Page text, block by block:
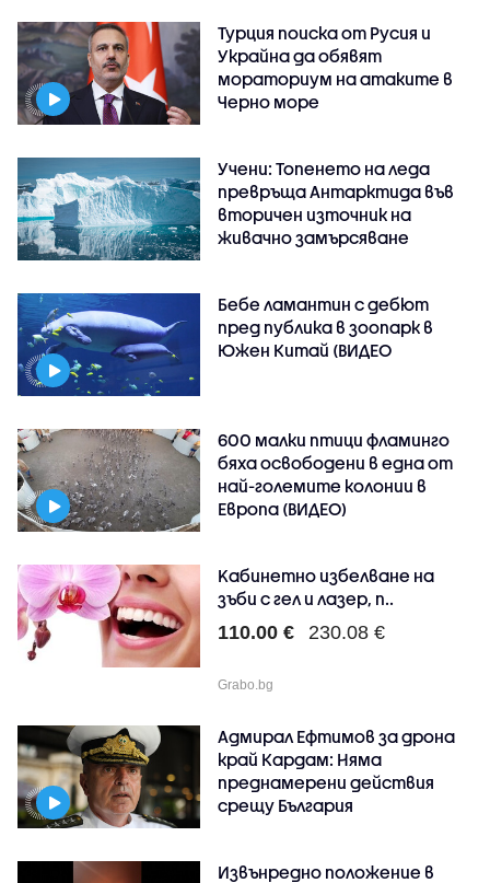
Турция поиска от Русия и
Украйна да обявят
мораториум на атаките в
Черно море
Учени: Топенето на леда
превръща Антарктида във
вторичен източник на
живачно замърсяване
Бебе ламантин с дебют
пред публика в зоопарк в
Южен Китай (ВИДЕО
600 малки птици фламинго
бяха освободени в една от
най-големите колонии в
Европа (ВИДЕО)
Kабинетно избелване на
зъби с гел и лазер, п..
110.00 € 230.08 €
Grabo.bg
Адмирал Ефтимов за дрона
край Кардам: Няма
преднамерени действия
срещу България
Извънредно положение в